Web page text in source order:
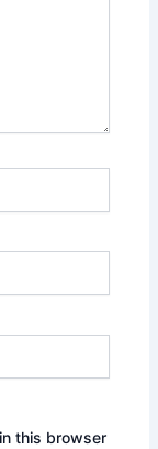
this browser